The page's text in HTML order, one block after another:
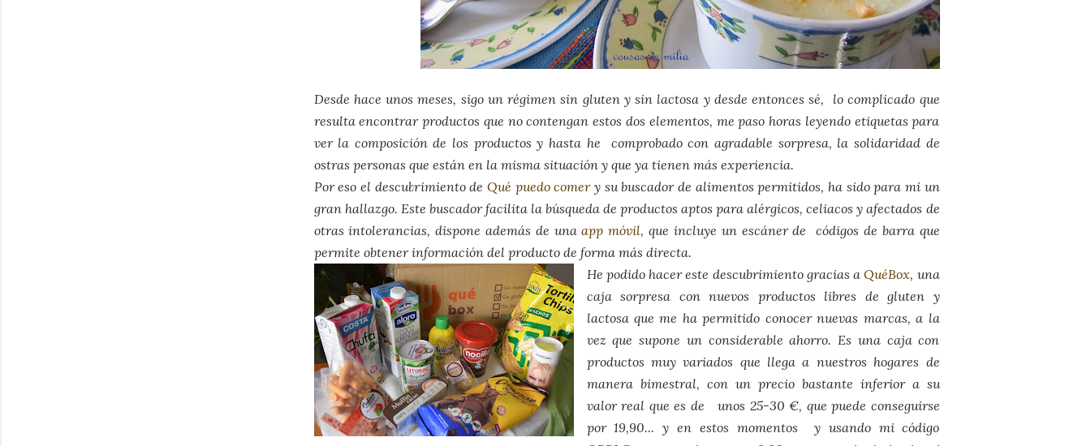
Desde hace unos meses, sigo un régimen sin gluten y sin lactosa y desde entonces sé, lo complicado que
resulta encontrar productos que no contengan estos dos elementos, me paso horas leyendo etiquetas para
ver la composición de los productos y hasta he comprobado con agradable sorpresa, la solidaridad de
ostras personas que están en la misma situación y que ya tienen más experiencia.
Por eso el descubrimiento de Qué puedo comery su buscador de alimentos permitidos, ha sido para mi un
gran hallazgo. Este buscador facilita la búsqueda de productos aptos para alérgicos, celiacos y afectados de
otras intolerancias, dispone además de unaapp móvil, que incluye un escáner de códigos de barra que
permite obtener información del producto de forma más directa.
He podido hacer este descubrimiento gracias aQuéBox, una
caja sorpresa con nuevos productos libres de gluten y
lactosa que me ha permitido conocer nuevas marcas, a la
vez que supone un considerable ahorro. Es una caja con
productos muy variados que llega a nuestros hogares de
manera bimestral, con un precio bastante inferior a su
valor real que es de unos 25-30 €, que puede conseguirse
por 19,90... y en estos momentos y usando mi código